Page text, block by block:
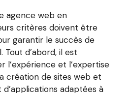
agence web en
critères doivent être
garantir le succès de
d’abord, il est
l’expérience et l’expertise
création de sites web et
adaptées à